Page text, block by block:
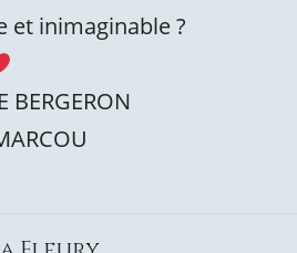
et inimaginable ?
BERGERON